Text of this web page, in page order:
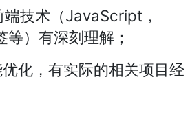
技术（JavaScript，
）有深刻理解；
化，有实际的相关项目经